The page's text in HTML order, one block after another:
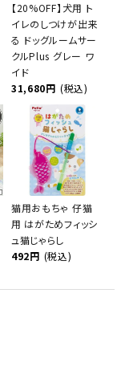
【20%OFF】犬用 ト
イレのしつけが出来
る ドッグルームサー
クルPlus グレー ワ
イド
31,680円 (税込)
猫用おもちゃ 仔猫
用 はがためフィッシ
ュ猫じゃらし
492円 (税込)